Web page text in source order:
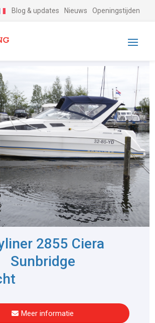
Blog & updates Nieuws Openingstijden
2855 Ciera
Sunbridge
Meer informatie